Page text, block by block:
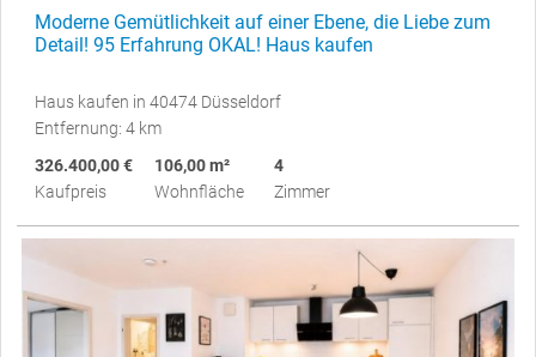
Moderne Gemütlichkeit auf einer Ebene, die Liebe zum
Detail! 95 Erfahrung OKAL! Haus kaufen
Haus kaufen in 40474 Düsseldorf
Entfernung: 4 km
326.400,00 €
Kaufpreis
106,00 m²
Wohnfläche
4
Zimmer